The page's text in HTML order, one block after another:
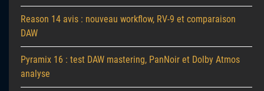
Reason 14 avis : nouveau workflow, RV-9 et comparaison
DAW
Pyramix 16 : test DAW mastering, PanNoir et Dolby Atmos
analyse